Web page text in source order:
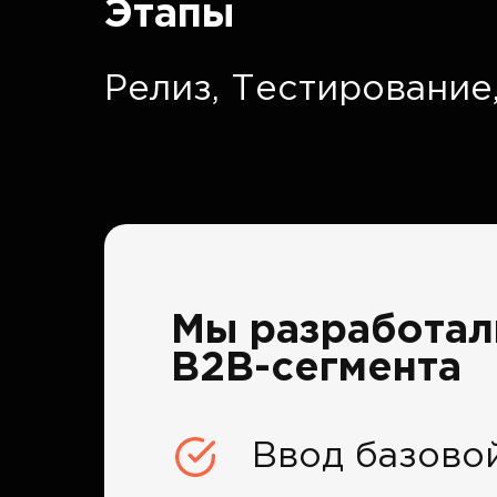
Этапы
Релиз,
Мы
B2B-сегмента
Ввод